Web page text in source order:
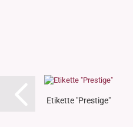
Etikette "Prestige"